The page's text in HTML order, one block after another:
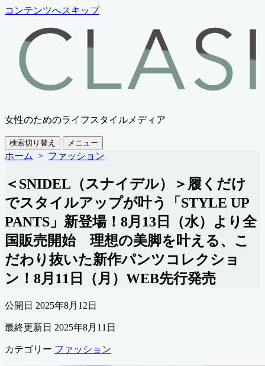
コンテンツへスキップ
女性のためのライフスタイルメディア
検索切り替え メニュー
ホーム > ファッション
＜SNIDEL（スナイデル）＞履くだけ
でスタイルアップが叶う「STYLE UP
PANTS」新登場！8月13日（水）より全
国販売開始 理想の美脚を叶える、こ
だわり抜いた新作パンツコレクショ
ン！8月11日（月）WEB先行発売
公開日 2025年8月12日
最終更新日 2025年8月11日
カテゴリー ファッション